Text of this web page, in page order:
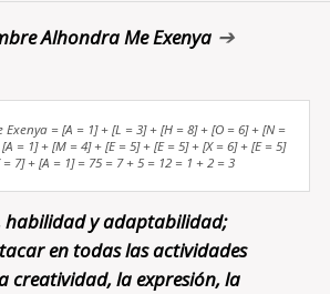
Alhondra Me Exenya➔
= [A = 1] + [L = 3] + [H = 8] + [O = 6] + [N =
= 1] + [M = 4] + [E = 5] + [E = 5] + [X = 6] + [E = 5]
= 7] + [A = 1] = 75 = 7 + 5 = 12 = 1 + 2 = 3
habilidad y adaptabilidad;
en todas las actividades
creatividad, la expresión, la